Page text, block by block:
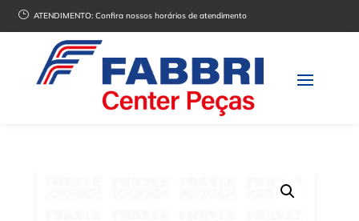
} ATENDIMENTO:Confira nossos horários de atendimento